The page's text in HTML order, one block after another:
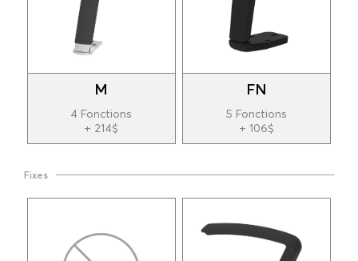
M
4 Fonctions
+ 214$
FN
5 Fonctions
+ 106$
Fixes